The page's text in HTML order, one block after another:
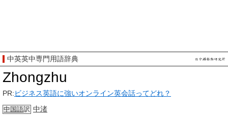
中英英中専門用語辞典
Zhongzhu
PR:ビジネス英語に強いオンライン英会話ってどれ？
中国語訳 中渚